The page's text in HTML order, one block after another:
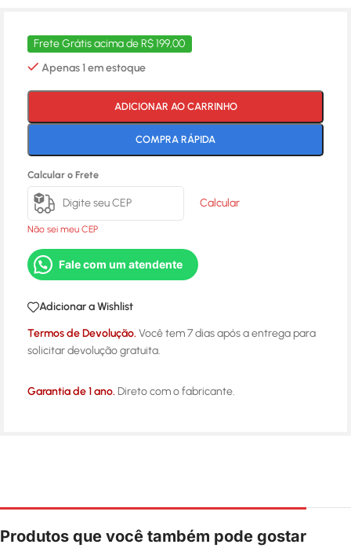
Frete Grátis acima de R$ 199,00
Apenas 1 em estoque
ADICIONAR AO CARRINHO
COMPRA RÁPIDA
Calcular o Frete
Calcular
Não sei meu CEP
Fale com um atendente
Adicionar a Wishlist
Termos de Devolução. Você tem 7 dias após a entrega para
solicitar devolução gratuita.
Garantia de 1 ano. Direto com o fabricante.
Produtos que você também pode gostar